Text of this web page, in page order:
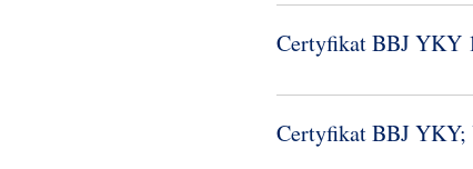
Certyfikat BBJ YKY
Certyfikat BBJ